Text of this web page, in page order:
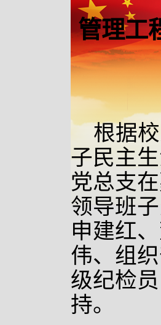
管理工
根据
子民主
党总支
领导班
申建红
伟、组
级纪检
持。